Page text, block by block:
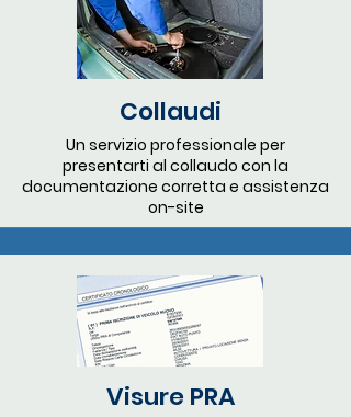
Collaudi
Un servizio professionale per
presentarti al collaudo con la
documentazione corretta e assistenza
on-site
Visure PRA